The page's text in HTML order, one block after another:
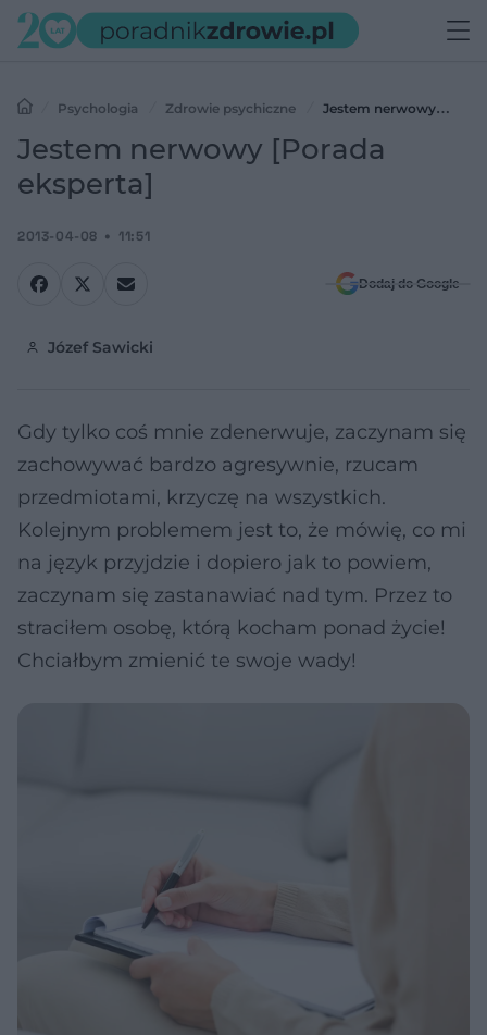
Psychologia Zdrowie psychiczne
Jestem nerwowy
[Porada eksperta]
Jestem nerwowy [Porada
eksperta]
2013-04-08 11:51
Dodaj do Google
Józef Sawicki
Gdy tylko coś mnie zdenerwuje, zaczynam się
zachowywać bardzo agresywnie, rzucam
przedmiotami, krzyczę na wszystkich.
Kolejnym problemem jest to, że mówię, co mi
na język przyjdzie i dopiero jak to powiem,
zaczynam się zastanawiać nad tym. Przez to
straciłem osobę, którą kocham ponad życie!
Chciałbym zmienić te swoje wady!